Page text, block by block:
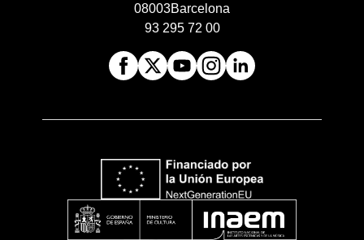
08003Barcelona
93 295 72 00